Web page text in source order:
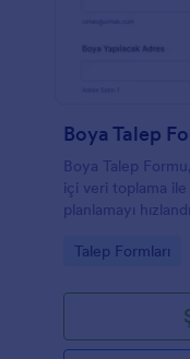
Boya Talep
Boya Talep
içi veri toplama
planlamayı
Go to Category:
Talep Formları